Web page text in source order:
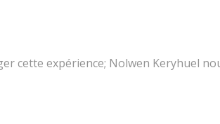
cette expérience; Nolwen Keryhuel